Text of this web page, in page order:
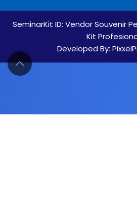
SeminarKit ID: Vendor Souvenir
Kit
Developed By: